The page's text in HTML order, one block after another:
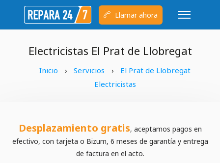
Llamar ahora
Electricistas El Prat de Llobregat
Inicio › Servicios ›
El Prat de Llobregat
Electricistas
Desplazamiento gratis, aceptamos pagos en
efectivo, con tarjeta o Bizum, 6 meses de garantía y entrega
de factura en el acto.